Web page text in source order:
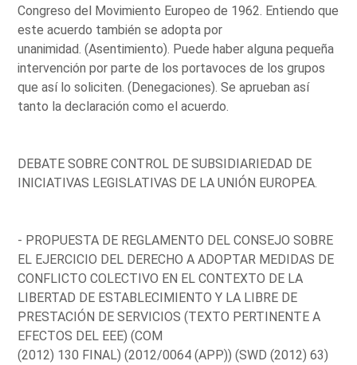
Congreso del Movimiento Europeo de 1962. Entiendo que
este acuerdo también se adopta por
unanimidad. (Asentimiento). Puede haber alguna pequeña
intervención por parte de los portavoces de los grupos
que así lo soliciten. (Denegaciones). Se aprueban así
tanto la declaración como el acuerdo.
DEBATE SOBRE CONTROL DE SUBSIDIARIEDAD DE
INICIATIVAS LEGISLATIVAS DE LA UNIÓN EUROPEA.
- PROPUESTA DE REGLAMENTO DEL CONSEJO SOBRE
EL EJERCICIO DEL DERECHO A ADOPTAR MEDIDAS DE
CONFLICTO COLECTIVO EN EL CONTEXTO DE LA
LIBERTAD DE ESTABLECIMIENTO Y LA LIBRE DE
PRESTACIÓN DE SERVICIOS (TEXTO PERTINENTE A
EFECTOS DEL EEE) (COM
(2012) 130 FINAL) (2012/0064 (APP)) (SWD (2012) 63)